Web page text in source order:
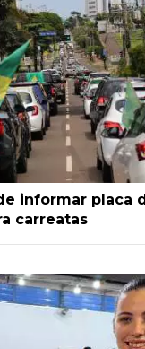
informar placa
carreatas